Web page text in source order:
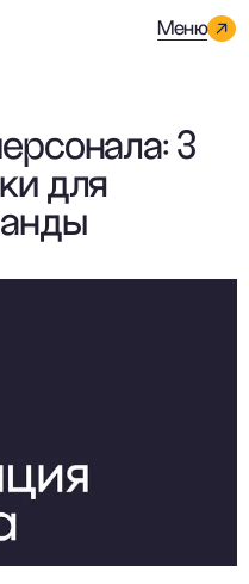
3
для
Меню